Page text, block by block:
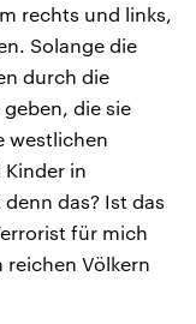
rechts und links,
Solange die
durch die
die sie
westlichen
Kinder in
das? Ist das
für mich
Völkern